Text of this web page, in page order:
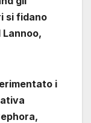
si fidano
i